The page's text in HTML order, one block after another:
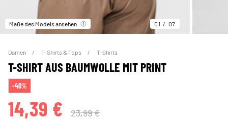
Maße des Models ansehen 01 07
Damen T-Shirts & Tops T-Shirts
T-SHIRT AUS BAUMWOLLE MIT PRINT
-40%
14,39 € 23,99 €